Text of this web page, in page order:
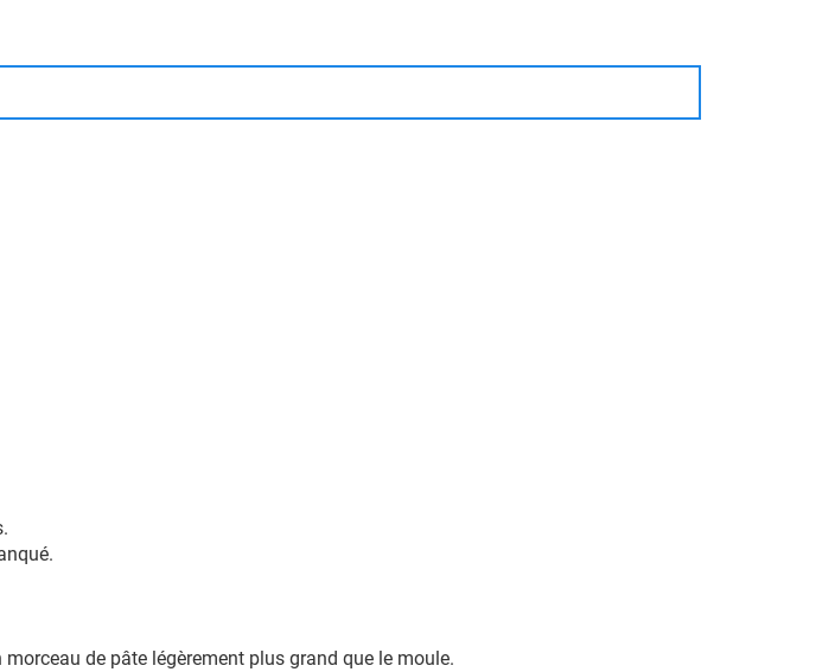
de pâte légèrement plus grand que le moule.